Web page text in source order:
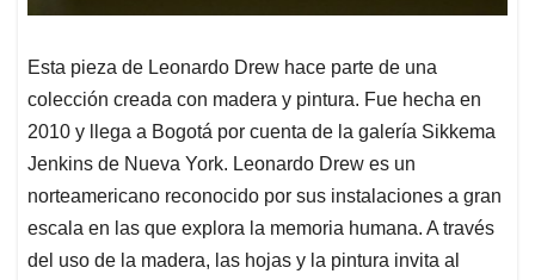
Esta pieza de Leonardo Drew hace parte de una
colección creada con madera y pintura. Fue hecha en
2010 y llega a Bogotá por cuenta de la galería Sikkema
Jenkins de Nueva York. Leonardo Drew es un
norteamericano reconocido por sus instalaciones a gran
escala en las que explora la memoria humana. A través
del uso de la madera, las hojas y la pintura invita al